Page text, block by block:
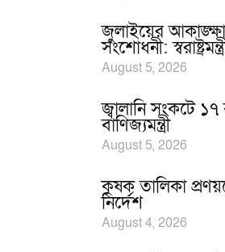
জুলাইয়ের
সংশোধনী:
August 5, 2026
জ্বালানি সংকটে
বাণিজ্যমন্ত্রী
August 5, 2026
কৃষক তালিকা
নির্দেশ
August 4, 2026